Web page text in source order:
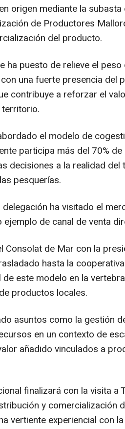
origen mediante la
de Productores
del producto.
ha puesto de relieve el
una fuerte presencia del
contribuye a reforzar el
el modelo de
participa más del 70%
decisiones a la realidad
pesquerías.
ha visitado el
de canal de venta
Consolat de Mar con la
hasta la
de este modelo en la
productos locales.
asuntos como la gestión
en un contexto de
añadido vinculados a
finalizará con la visita a
y comercialización
vertiente experiencial con